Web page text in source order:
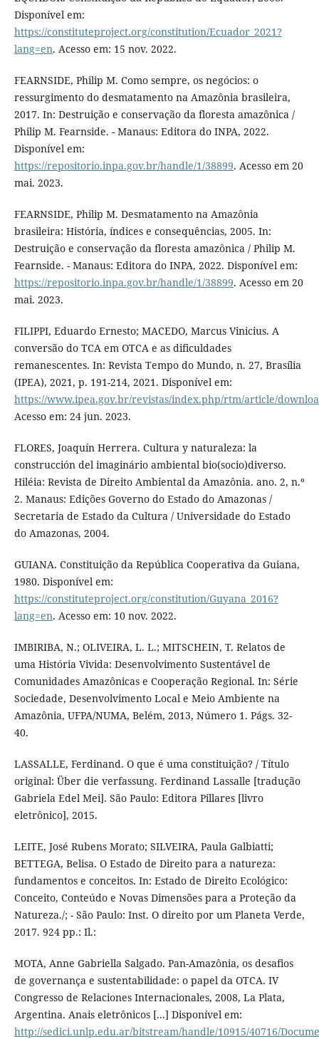
Disponível em:
https://constituteproject.org/constitution/Ecuador_2021?
lang=en. Acesso em: 15 nov. 2022.
FEARNSIDE, Philip M. Como sempre, os negócios: o
ressurgimento do desmatamento na Amazônia brasileira,
2017. In: Destruição e conservação da floresta amazônica /
Philip M. Fearnside. - Manaus: Editora do INPA, 2022.
Disponível em:
https://repositorio.inpa.gov.br/handle/1/38899. Acesso em 20
mai. 2023.
FEARNSIDE, Philip M. Desmatamento na Amazônia
brasileira: História, índices e consequências, 2005. In:
Destruição e conservação da floresta amazônica / Philip M.
Fearnside. - Manaus: Editora do INPA, 2022. Disponível em:
https://repositorio.inpa.gov.br/handle/1/38899. Acesso em 20
mai. 2023.
FILIPPI, Eduardo Ernesto; MACEDO, Marcus Vinicius. A
conversão do TCA em OTCA e as dificuldades
remanescentes. In: Revista Tempo do Mundo, n. 27, Brasília
(IPEA), 2021, p. 191-214, 2021. Disponível em:
https://www.ipea.gov.br/revistas/index.php/rtm/article/
Acesso em: 24 jun. 2023.
FLORES, Joaquín Herrera. Cultura y naturaleza: la
construcción del imaginário ambiental bio(socio)diverso.
Hiléia: Revista de Direito Ambiental da Amazônia. ano. 2, n.º
2. Manaus: Edições Governo do Estado do Amazonas /
Secretaria de Estado da Cultura / Universidade do Estado
do Amazonas, 2004.
GUIANA. Constituição da República Cooperativa da Guiana,
1980. Disponível em:
https://constituteproject.org/constitution/Guyana_2016?
lang=en. Acesso em: 10 nov. 2022.
IMBIRIBA, N.; OLIVEIRA, L. L.; MITSCHEIN, T. Relatos de
uma História Vivida: Desenvolvimento Sustentável de
Comunidades Amazônicas e Cooperação Regional. In: Série
Sociedade, Desenvolvimento Local e Meio Ambiente na
Amazônia, UFPA/NUMA, Belém, 2013, Número 1. Págs. 32-
40.
LASSALLE, Ferdinand. O que é uma constituição? / Título
original: Über die verfassung. Ferdinand Lassalle [tradução
Gabriela Edel Mei]. São Paulo: Editora Pillares [livro
eletrônico], 2015.
LEITE, José Rubens Morato; SILVEIRA, Paula Galbiatti;
BETTEGA, Belisa. O Estado de Direito para a natureza:
fundamentos e conceitos. In: Estado de Direito Ecológico:
Conceito, Conteúdo e Novas Dimensões para a Proteção da
Natureza./; - São Paulo: Inst. O direito por um Planeta Verde,
2017. 924 pp.: Il.:
MOTA, Anne Gabriella Salgado. Pan-Amazônia, os desafios
de governança e sustentabilidade: o papel da OTCA. IV
Congresso de Relaciones Internacionales, 2008, La Plata,
Argentina. Anais eletrônicos [...] Disponível em:
http://sedici.unlp.edu.ar/bitstream/handle/10915/40716/